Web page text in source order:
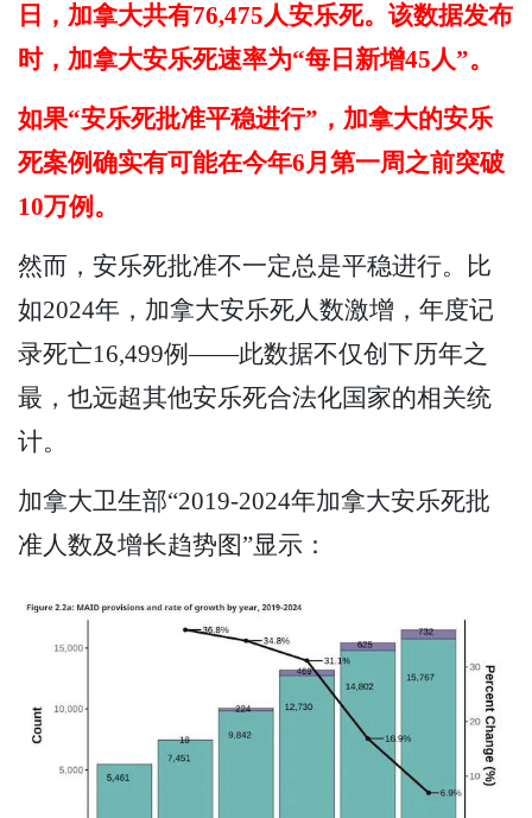
日，加拿大共有76,475人安乐死。该数据发布
时，加拿大安乐死速率为“每日新增45人”。
如果“安乐死批准平稳进行”，加拿大的安乐
死案例确实有可能在今年6月第一周之前突破
10万例。
然而，安乐死批准不一定总是平稳进行。比
如2024年，加拿大安乐死人数激增，年度记
录死亡16,499例——此数据不仅创下历年之
最，也远超其他安乐死合法化国家的相关统
计。
加拿大卫生部“2019-2024年加拿大安乐死批
准人数及增长趋势图”显示：